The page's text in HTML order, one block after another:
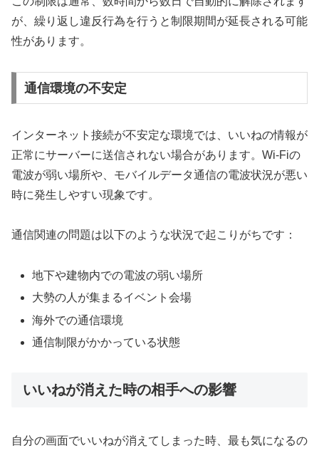
が、繰り返し違反行為を行うと制限期間が延長される可能
性があります。
通信環境の不安定
インターネット接続が不安定な環境では、いいねの情報が
正常にサーバーに送信されない場合があります。Wi-Fiの
電波が弱い場所や、モバイルデータ通信の電波状況が悪い
時に発生しやすい現象です。
通信関連の問題は以下のような状況で起こりがちです：
地下や建物内での電波の弱い場所
大勢の人が集まるイベント会場
海外での通信環境
通信制限がかかっている状態
いいねが消えた時の相手への影響
自分の画面でいいねが消えてしまった時、最も気になるの